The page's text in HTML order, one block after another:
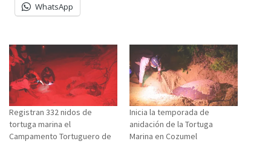
WhatsApp
Registran 332 nidos de
tortuga marina el
Campamento Tortuguero de
Inicia la temporada de
anidación de la Tortuga
Marina en Cozumel